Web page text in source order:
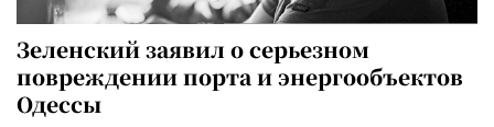
Зеленский заявил о серьезном
повреждении порта и энергообъектов
Одессы